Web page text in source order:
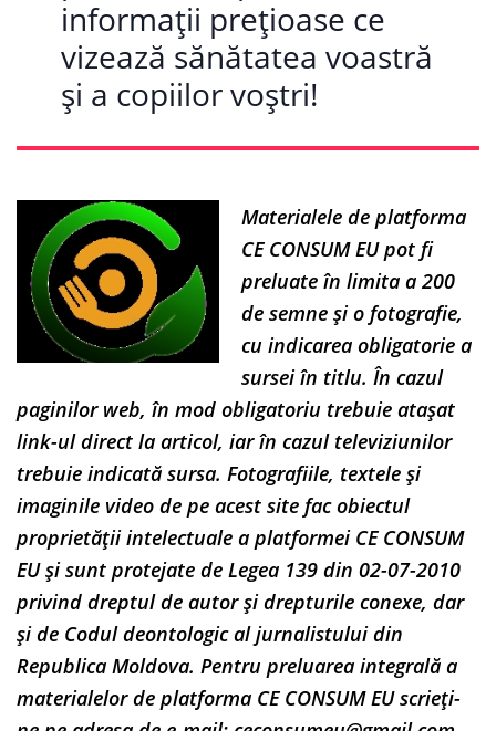
informații prețioase ce
vizează sănătatea voastră
și a copiilor voștri!
Materialele de platforma
CE CONSUM EU pot fi
preluate în limita a 200
de semne și o fotografie,
cu indicarea obligatorie a
sursei în titlu. În cazul
paginilor web, în mod obligatoriu trebuie atașat
link-ul direct la articol, iar în cazul televiziunilor
trebuie indicată sursa. Fotografiile, textele și
imaginile video de pe acest site fac obiectul
proprietății intelectuale a platformei CE CONSUM
EU și sunt protejate de Legea 139 din 02-07-2010
privind dreptul de autor și drepturile conexe, dar
și de Codul deontologic al jurnalistului din
Republica Moldova. Pentru preluarea integrală a
materialelor de platforma CE CONSUM EU scrieți-